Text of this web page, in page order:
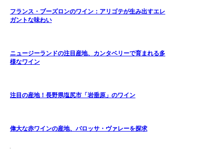
フランス・ブーズロンのワイン：アリゴテが生み出すエレ
ガントな味わい
ニュージーランドの注目産地、カンタベリーで育まれる多
様なワイン
注目の産地！長野県塩尻市「岩垂原」のワイン
偉大な赤ワインの産地、バロッサ・ヴァレーを探求